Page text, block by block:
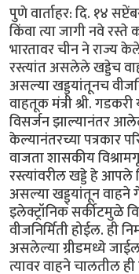
पुणे वार्ताहर: दि. १४
किंवा त्या जागी नवे
भारतावर चीन ने राज्य
रस्त्यांत असलेले खड्डेच
असल्या खड्ड्यांतूनच
वाहतूक मंत्री श्री.
विसर्जन झाल्यानंतर
केल्यानंतरच्या पत्रकार
वाजता शासकीय
रस्त्यांवरील खड्डे हे आपले
असल्या खड्ड्यांतून
इलेक्ट्रॉनिक सर्कीटमुळे
वीजनिर्मिती होईल. ही
असलेल्या ग्रीडमध्ये
त्यावर वाहने चालतील